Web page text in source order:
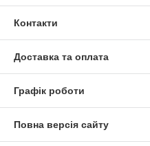
Контакти
Доставка та оплата
Графік роботи
Повна версія сайту